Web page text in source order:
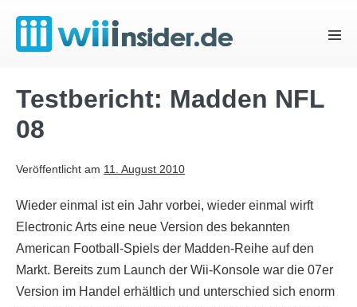
Inhalt
springen
Testbericht: Madden NFL
08
Veröffentlicht am 11. August 2010
Wieder einmal ist ein Jahr vorbei, wieder einmal wirft
Electronic Arts eine neue Version des bekannten
American Football-Spiels der Madden-Reihe auf den
Markt. Bereits zum Launch der Wii-Konsole war die 07er
Version im Handel erhältlich und unterschied sich enorm